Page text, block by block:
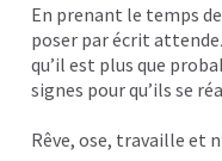
En prenant le temps
poser par écrit
qu’il est plus que
signes pour qu’ils se
Rêve, ose, travaille et